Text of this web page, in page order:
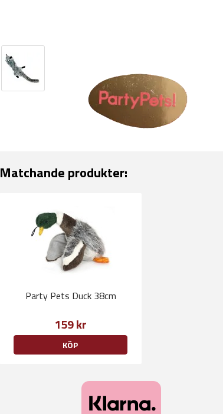
Matchande produkter:
Party Pets Duck 38cm
159 kr
KÖP